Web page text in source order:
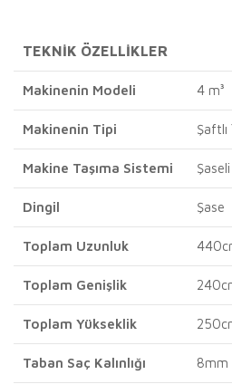
TEKNİK ÖZELLİKLER
Makinenin Modeli 4 m³
Makinenin Tipi
Makine Taşıma Sistemi
Dingil Şase
Toplam Uzunluk
Toplam Genişlik
Toplam Yükseklik
Taban Saç Kalınlığı 8mm